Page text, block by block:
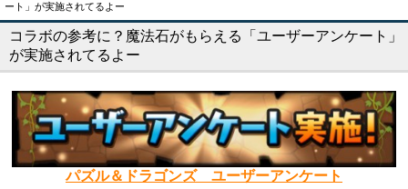
ート」が実施されてるよー
コラボの参考に？魔法石がもらえる「ユーザーアンケート」
が実施されてるよー
パズル＆ドラゴンズ ユーザーアンケート